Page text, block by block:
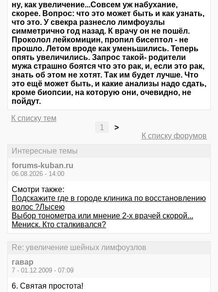
ну, как увеличение...Совсем уж набухание,
скорее. Вопрос: что это может быть и как узнать,
что это. У свекра разнесло лимфоузлы
симметрично год назад. К врачу он не пошёл.
Проколол лейкомицин, пропил бисептол - не
прошло. Летом вроде как уменьшились. Теперь
опять увеличились. Запрос такой- родители
мужа страшно боятся что это рак, и, если это рак,
знать об этом не хотят. Так им будет лучше. Что
это ещё может быть, и какие анализы надо сдать,
кроме биопсии, на которую они, очевидно, не
пойдут.
К списку тем
1
>
К списку форумов
Интересные темы
forums-kuban.ru
06.08.2026 - 14:00
Смотри также:
Подскажите где в городе клиника по восстановлению
волос ?Лысею
Выбор тонометра или мнение 2-х врачей скорой...
Мениск. Кто сталкивался?
Re: увеличение шейных лимфоузлов
гавар
7 - 01.12.2009 - 07:09
6. Святая простота!